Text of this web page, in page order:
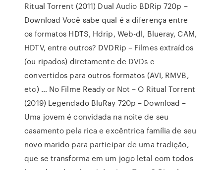
Ritual Torrent (2011) Dual Audio BDRip 720p –
Download Você sabe qual é a diferença entre
os formatos HDTS, Hdrip, Web-dl, Blueray, CAM,
HDTV, entre outros? DVDRip – Filmes extraídos
(ou ripados) diretamente de DVDs e
convertidos para outros formatos (AVI, RMVB,
etc) … No Filme Ready or Not – O Ritual Torrent
(2019) Legendado BluRay 720p – Download –
Uma jovem é convidada na noite de seu
casamento pela rica e excêntrica família de seu
novo marido para participar de uma tradição,
que se transforma em um jogo letal com todos